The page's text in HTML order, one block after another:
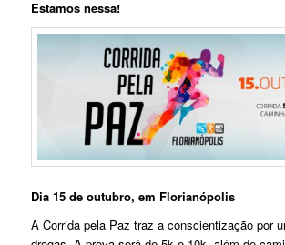
Estamos nessa!
Dia 15 de outubro, em Florianópolis
A Corrida pela Paz traz a conscientização por